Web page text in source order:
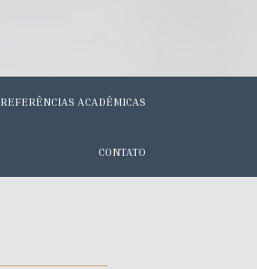
REFERÊNCIAS ACADÊMICAS
CONTATO